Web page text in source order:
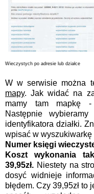
Wieczystych po adresie lub działce
W w serwisie można
mapy. Jak widać na
mamy tam mapkę -
Następnie
identyfikatora działki.
wpisać w wyszukiwarkę
Numer księgi
Koszt wykonania
39,95zł. Niestety na
dosyć widnieje
błędem. Czy 39,95zł to